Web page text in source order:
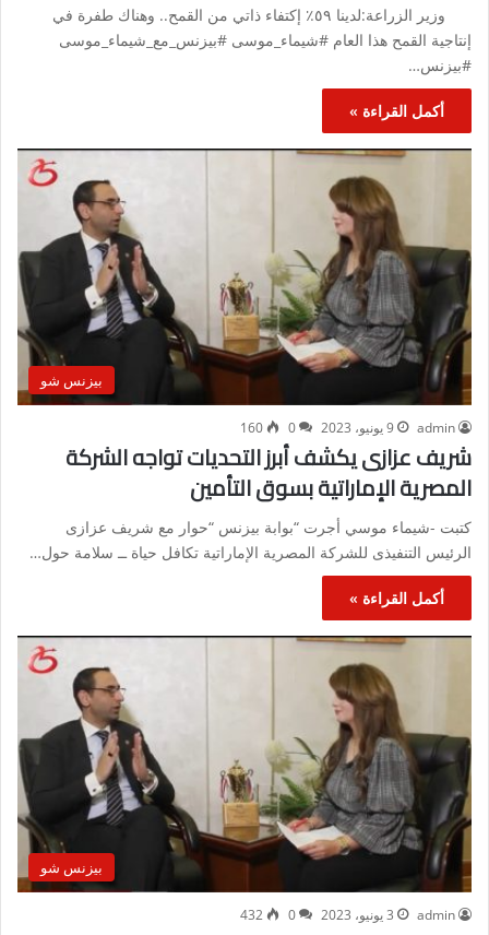
وزير الزراعة:لدينا ٥٩٪؜ إكتفاء ذاتي من القمح.. وهناك طفرة في
إنتاجية القمح هذا العام #شيماء_موسى​ #بيزنس_مع_شيماء_موسى​
#بيزنس​…
أكمل القراءة »
بيزنس شو
admin 9 يونيو، 2023 0
160
شريف عزازى يكشف أبرز التحديات تواجه الشركة
المصرية الإماراتية بسوق التأمين
كتبت -شيماء موسي أجرت “بوابة بيزنس “حوار مع شريف عزازى
الرئيس التنفيذى للشركة المصرية الإماراتية تكافل حياة ــ سلامة حول…
أكمل القراءة »
بيزنس شو
admin 3 يونيو، 2023 0
432